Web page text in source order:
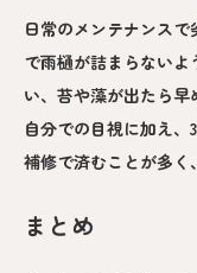
日常のメンテナンス
で雨樋が詰まらない
い、苔や藻が出たら
自分での目視に加え
補修で済むことが多く
まとめ